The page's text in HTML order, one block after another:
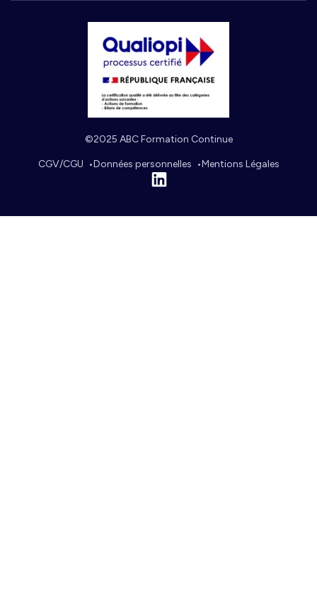
©2025 ABC Formation Continue
CGV/CGU Données personnelles
Mentions Légales
Linkedin